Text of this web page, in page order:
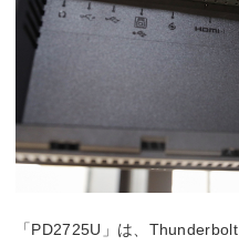
「PD2725U」は、